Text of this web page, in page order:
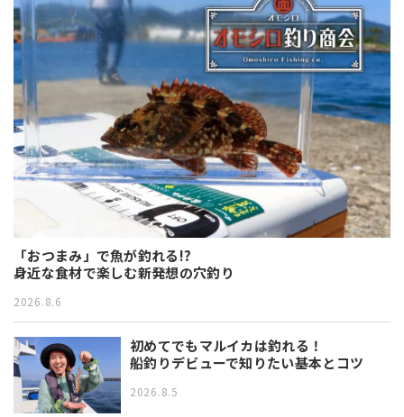
「おつまみ」で魚が釣れる!?
身近な食材で楽しむ新発想の穴釣り
2026.8.6
初めてでもマルイカは釣れる！
船釣りデビューで知りたい基本とコツ
2026.8.5